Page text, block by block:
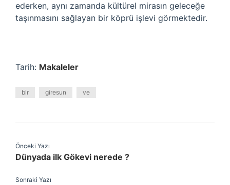
ederken, aynı zamanda kültürel mirasın geleceğe
taşınmasını sağlayan bir köprü işlevi görmektedir.
Tarih: Makaleler
bir giresun ve
Önceki Yazı
Dünyada ilk Gökevi nerede ?
Sonraki Yazı